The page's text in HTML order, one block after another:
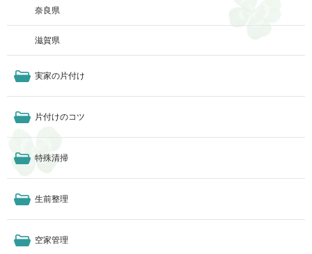
奈良県
滋賀県
実家の片付け
片付けのコツ
特殊清掃
生前整理
空家管理